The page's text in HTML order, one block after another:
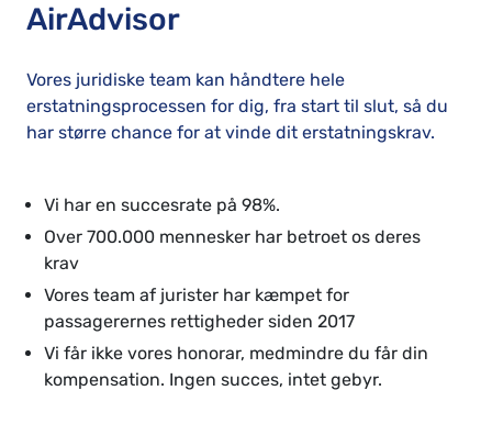
AirAdvisor
Vores juridiske team kan håndtere hele
erstatningsprocessen for dig, fra start til slut, så du
har større chance for at vinde dit erstatningskrav.
Vi har en succesrate på 98%.
Over 700.000 mennesker har betroet os deres
krav
Vores team af jurister har kæmpet for
passagerernes rettigheder siden 2017
Vi får ikke vores honorar, medmindre du får din
kompensation. Ingen succes, intet gebyr.